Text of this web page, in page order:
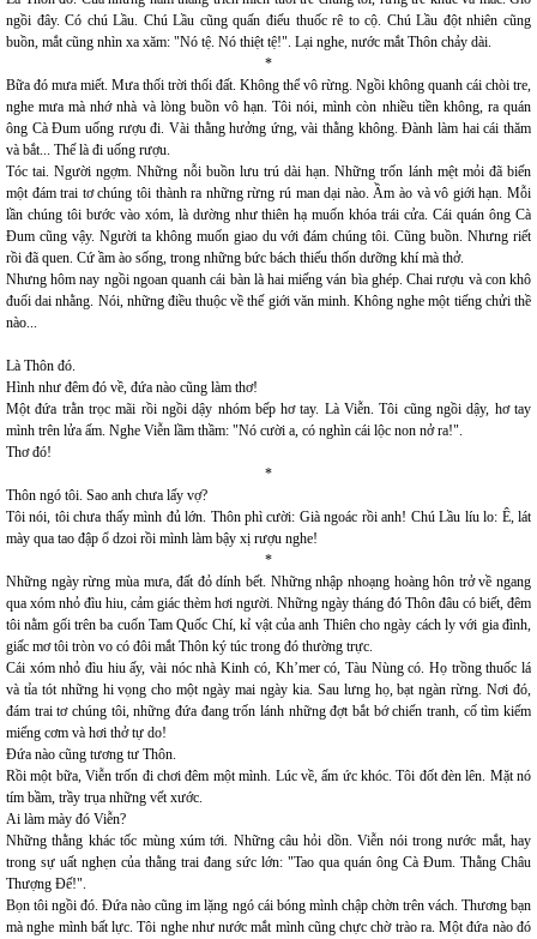
ngồi đây. Có chú Lầu. Chú Lầu cũng quấn điếu thuốc rê to cộ. Chú Lầu đột nhiên cũng
buồn, mắt cũng nhìn xa xăm: "Nó tệ. Nó thiệt tệ!". Lại nghe, nước mắt Thôn chảy dài.
*
Bữa đó mưa miết. Mưa thối trời thối đất. Không thể vô rừng. Ngồi không quanh cái chòi tre,
nghe mưa mà nhớ nhà và lòng buồn vô hạn. Tôi nói, mình còn nhiều tiền không, ra quán
ông Cà Đum uống rượu đi. Vài thằng hưởng ứng, vài thằng không. Đành làm hai cái thăm
và bắt... Thế là đi uống rượu.
Tóc tai. Người ngợm. Những nỗi buồn lưu trú dài hạn. Những trốn lánh mệt mỏi đã biến
một đám trai tơ chúng tôi thành ra những rừng rú man dại nào. Ầm ào và vô giới hạn. Mỗi
lần chúng tôi bước vào xóm, là dường như thiên hạ muốn khóa trái cửa. Cái quán ông Cà
Đum cũng vậy. Người ta không muốn giao du với đám chúng tôi. Cũng buồn. Nhưng riết
rồi đã quen. Cứ ầm ào sống, trong những bức bách thiếu thốn dưỡng khí mà thở.
Nhưng hôm nay ngồi ngoan quanh cái bàn là hai miếng ván bìa ghép. Chai rượu và con khô
đuối dai nhằng. Nói, những điều thuộc về thế giới văn minh. Không nghe một tiếng chửi thề
nào...
Là Thôn đó.
Hình như đêm đó về, đứa nào cũng làm thơ!
Một đứa trằn trọc mãi rồi ngồi dậy nhóm bếp hơ tay. Là Viễn. Tôi cũng ngồi dậy, hơ tay
mình trên lửa ấm. Nghe Viễn lầm thầm: "Nó cười a, có nghìn cái lộc non nở ra!".
Thơ đó!
*
Thôn ngó tôi. Sao anh chưa lấy vợ?
Tôi nói, tôi chưa thấy mình đủ lớn. Thôn phì cười: Già ngoác rồi anh! Chú Lầu líu lo: Ê, lát
mày qua tao đập ổ dzoi rồi mình làm bậy xị rượu nghe!
*
Những ngày rừng mùa mưa, đất đỏ dính bết. Những nhập nhoạng hoàng hôn trở về ngang
qua xóm nhỏ đìu hiu, cảm giác thèm hơi người. Những ngày tháng đó Thôn đâu có biết, đêm
tôi nằm gối trên ba cuốn Tam Quốc Chí, kỉ vật của anh Thiên cho ngày cách ly với gia đình,
giấc mơ tôi tròn vo có đôi mắt Thôn ký túc trong đó thường trực.
Cái xóm nhỏ đìu hiu ấy, vài nóc nhà Kinh có, Kh’mer có, Tàu Nùng có. Họ trồng thuốc lá
và tỉa tót những hi vọng cho một ngày mai ngày kia. Sau lưng họ, bạt ngàn rừng. Nơi đó,
đám trai tơ chúng tôi, những đứa đang trốn lánh những đợt bắt bớ chiến tranh, cố tìm kiếm
miếng cơm và hơi thở tự do!
Đứa nào cũng tương tư Thôn.
Rồi một bữa, Viễn trốn đi chơi đêm một mình. Lúc về, ấm ức khóc. Tôi đốt đèn lên. Mặt nó
tím bầm, trầy trụa những vết xước.
Ai làm mày đó Viễn?
Những thằng khác tốc mùng xúm tới. Những câu hỏi dồn. Viễn nói trong nước mắt, hay
trong sự uất nghẹn của thằng trai đang sức lớn: "Tao qua quán ông Cà Đum. Thằng Châu
Thượng Đế!".
Bọn tôi ngồi đó. Đứa nào cũng im lặng ngó cái bóng mình chập chờn trên vách. Thương bạn
mà nghe mình bất lực. Tôi nghe như nước mắt mình cũng chực chờ trào ra. Một đứa nào đó